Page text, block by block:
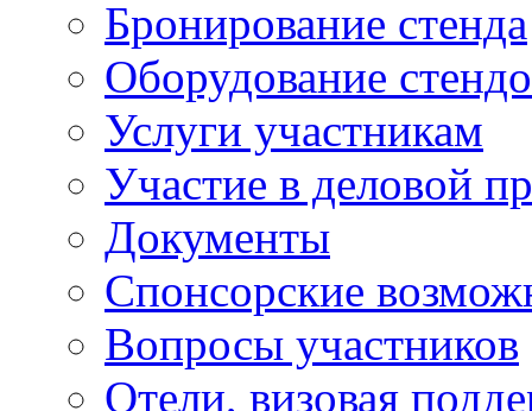
Бронирование стенда
Оборудование
Услуги участникам
Участие в деловой
Документы
Спонсорские
Вопросы участников
Отели, визовая